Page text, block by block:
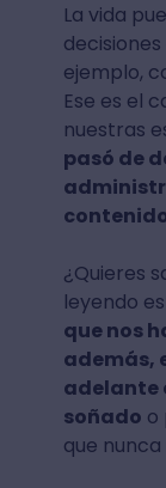
La vida
ejemplo,
Ese es el
nuestras
pasó de
¿Quieres
leyendo
que nos
además,
adelante
soñado o
que